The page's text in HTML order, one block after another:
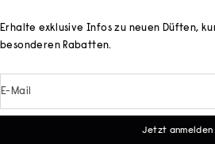
Erhalte exklusive Infos zu neuen Düften,
besonderen Rabatten.
E-Mail
Jetzt anmelden